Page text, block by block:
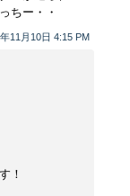
11月10日 4:15 PM
ちー・・
！